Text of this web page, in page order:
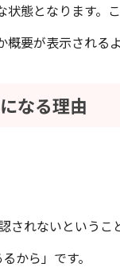
態となります。
要が表示される
なる理由
されないという
から」です。